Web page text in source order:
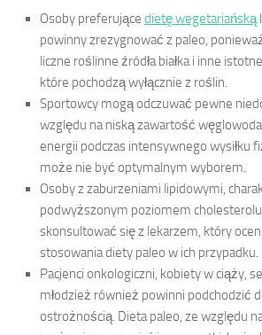
Osoby preferujące dietę wegetariańską
powinny zrezygnować z paleo,
liczne roślinne źródła białka i inne
które pochodzą wyłącznie z roślin.
Sportowcy mogą odczuwać pewne
względu na niską zawartość
energii podczas intensywnego wysiłku
może nie być optymalnym wyborem.
Osoby z zaburzeniami lipidowymi,
podwyższonym poziomem
skonsultować się z lekarzem, który
stosowania diety paleo w ich przypadku.
Pacjenci onkologiczni, kobiety w ciąży,
młodzież również powinni podchodzić
ostrożnością. Dieta paleo, ze względu